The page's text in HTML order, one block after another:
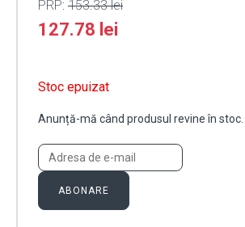
PRP: 153.33lei
127.78 lei
Stoc epuizat
Anunță-mă când produsul revine în stoc.
ABONARE